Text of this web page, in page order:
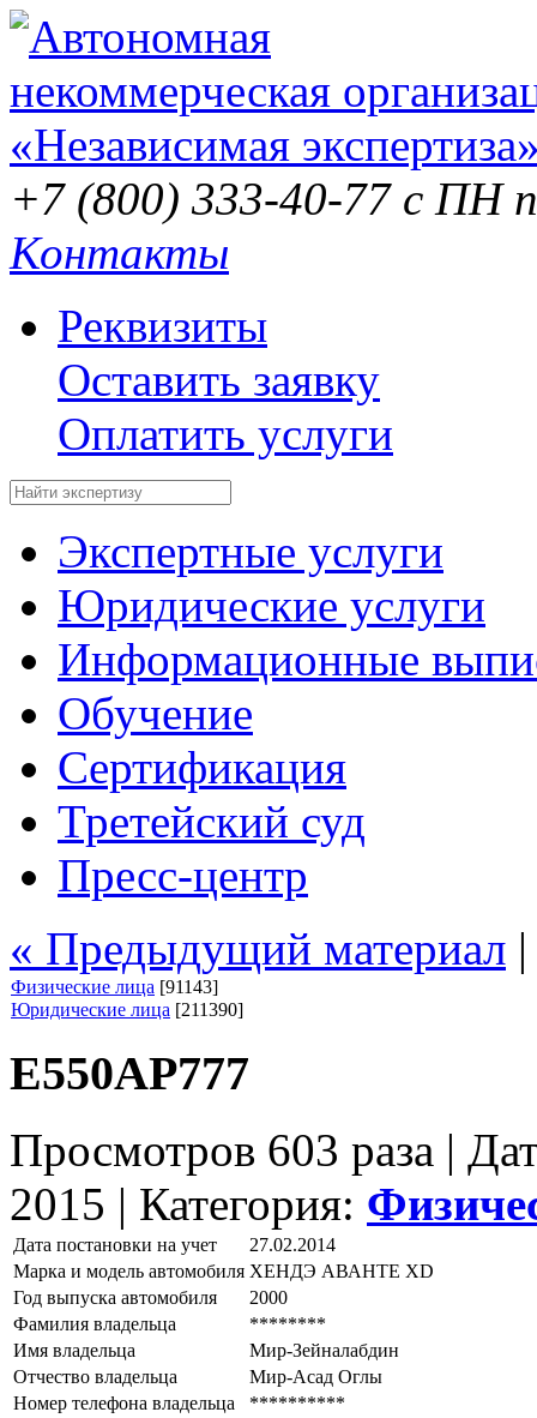
+7 (800) 333-40-77 с ПН
Контакты
Реквизиты
Оставить заявку
Оплатить услуги
Экспертные услуги
Юридические услуги
Информационные
Обучение
Сертификация
Третейский суд
Пресс-центр
« Предыдущий материал
Физические лица [91143]
Юридические лица [211390]
Е550АР777
Просмотров 603 раза |
2015 | Категория:
Дата постановки на учет
27.02.2014
Марка и модель автомобиля ХЕНДЭ АВАНТЕ ХD
Год выпуска автомобиля
2000
Фамилия владельца
********
Имя владельца
Мир-Зейналабдин
Отчество владельца
Мир-Асад Оглы
Номер телефона владельца
**********